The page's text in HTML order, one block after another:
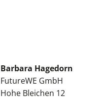
Barbara Hagedorn
FutureWE GmbH
Hohe Bleichen 12